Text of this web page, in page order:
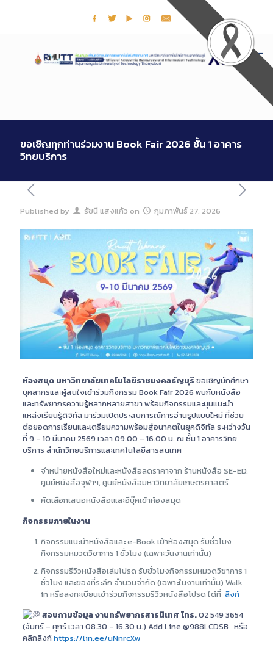
ขอเชิญทุกท่านร่วมงาน Book Fair 2026 ชั้น 1 อาคาร
วิทยบริการ
Published by รัชนี แสงแก้ว on กุมภาพันธ์ 27, 2026
ห้องสมุด มหาวิทยาลัยเทคโนโลยีราชมงคลธัญบุรี ขอเชิญนักศึกษา
บุคลากรและผู้สนใจเข้าร่วมกิจกรรม Book Fair 2026 พบกับหนังสือ
และทรัพยากรความรู้หลากหลายสาขา พร้อมกิจกรรมและมุมแนะนำ
แหล่งเรียนรู้ดิจิทัล มาร่วมเปิดประสบการณ์การอ่านรูปแบบใหม่ ที่ช่วย
ต่อยอดการเรียนและเตรียมความพร้อมสู่อนาคตในยุคดิจิทัล ระหว่างวัน
ที่ 9 – 10 มีนาคม 2569 เวลา 09.00 – 16.00 น. ณ ชั้น 1 อาคารวิทย
บริการ สำนักวิทยบริการและเทคโนโลยีสารสนเทศ
จำหน่ายหนังสือใหม่และหนังสือลดราคาจาก ร้านหนังสือ SE-ED,
ศูนย์หนังสือจุฬาฯ, ศูนย์หนังสือมหาวิทยาลัยเกษตรศาสตร์
คัดเลือกเสนอหนังสือเและอีบุ๊คเข้าห้องสมุด
กิจกรรมภายในงาน
กิจกรรมแนะนำหนังสือและ e-Book เข้าห้องสมุด รับชั่วโมง
กิจกรรมหมวดวิชาการ 1 ชั่วโมง (เฉพาะวันงานเท่านั้น)
กิจกรรมรีวิวหนังสือเล่มโปรด รับชั่วโมงกิจกรรมหมวดวิชาการ 1
ชั่วโมง และของที่ระลึก จำนวนจำกัด (เฉพาะในงานเท่านั้น) Walk
in หรือลงทะเบียนเข้าร่วมกิจกรรมรีวิวหนังสือโปรด ได้ที่ ลิงก์
สอบถามข้อมูลงานทรัพยากรสารนิเทศ โทร.02 549 3654
(จันทร์ – ศุกร์ เวลา 08.30 – 16.30 น.) Add Line @988LCDSB หรือ
คลิกลิงก์https://lin.ee/uNnrcXw